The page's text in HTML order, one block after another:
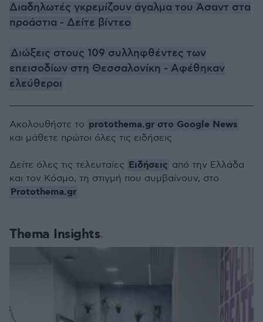
Διαδηλωτές γκρεμίζουν άγαλμα του Άσαντ στα
προάστια - Δείτε βίντεο
Διώξεις στους 109 συλληφθέντες των
επεισοδίων στη Θεσσαλονίκη - Αφέθηκαν
ελεύθεροι
Thema Insights
Ακολουθήστε το protothema.gr στο Google News
και μάθετε πρώτοι όλες τις ειδήσεις
Δείτε όλες τις τελευταίες Ειδήσεις από την Ελλάδα
και τον Κόσμο, τη στιγμή που συμβαίνουν, στο
Protothema.gr